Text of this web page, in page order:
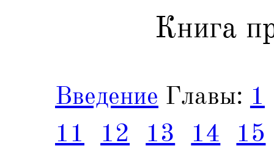
Книга
Введение Главы: 1
11
12 13 14
15